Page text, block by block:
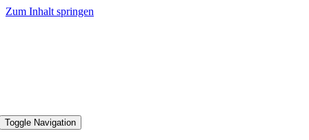
Zum Inhalt springen
Toggle Navigation